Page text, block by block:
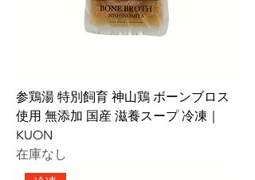
参鶏湯 特別飼育 神山鶏 ボーンブロス
使用 無添加 国産 滋養スープ 冷凍｜
KUON
在庫なし